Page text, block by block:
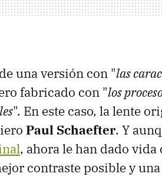
una versión con "las
fabricado con "los
". En este caso, la lente
Paul Schaefter. Y
, ahora le han dado
contraste posible y